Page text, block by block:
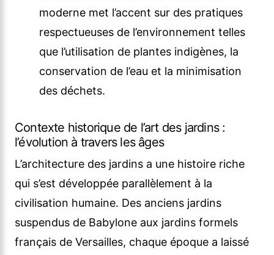
moderne met l’accent sur des pratiques
respectueuses de l’environnement telles
que l’utilisation de plantes indigènes, la
conservation de l’eau et la minimisation
des déchets.
Contexte historique de l’art des jardins :
l’évolution à travers les âges
L’architecture des jardins a une histoire riche
qui s’est développée parallèlement à la
civilisation humaine. Des anciens jardins
suspendus de Babylone aux jardins formels
français de Versailles, chaque époque a laissé